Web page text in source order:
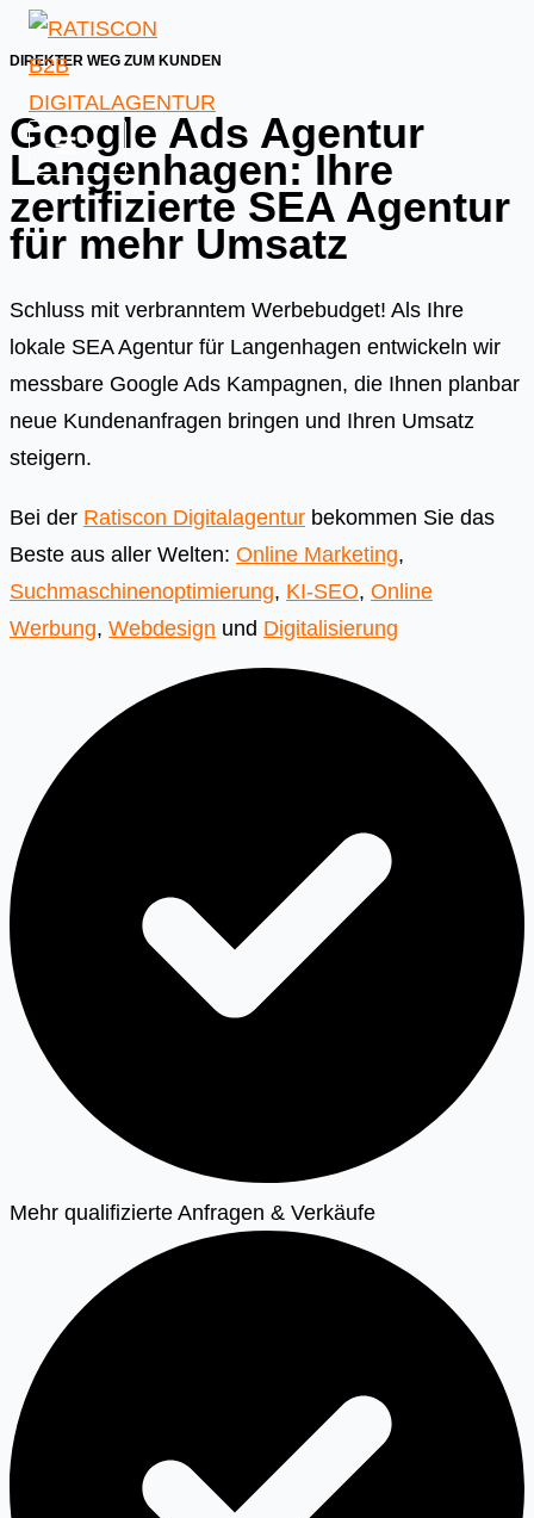
Skip
to
content
DIREKTER WEG ZUM KUNDEN
Google Ads Agentur
Langenhagen: Ihre
zertifizierte SEA Agentur
für mehr Umsatz
Schluss mit verbranntem Werbebudget! Als Ihre
lokale SEA Agentur für Langenhagen entwickeln wir
messbare Google Ads Kampagnen, die Ihnen planbar
neue Kundenanfragen bringen und Ihren Umsatz
steigern.
Bei der Ratiscon Digitalagentur bekommen Sie das
Beste aus aller Welten: Online Marketing,
Suchmaschinenoptimierung, KI-SEO, Online
Werbung, Webdesign und Digitalisierung
Mehr qualifizierte Anfragen & Verkäufe